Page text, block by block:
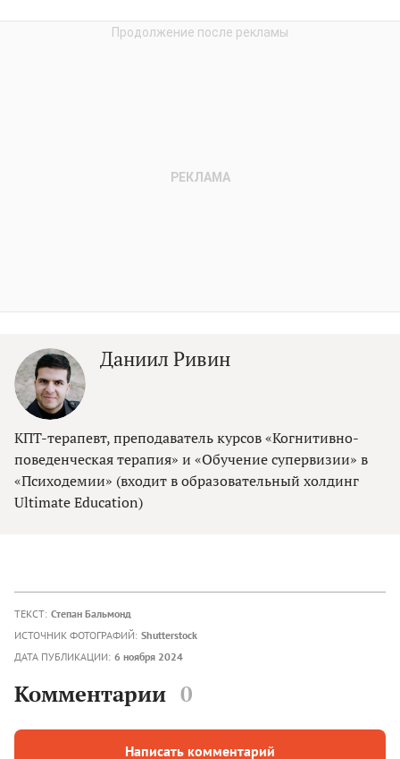
Даниил Ривин
КПТ-терапевт, преподаватель курсов «Когнитивно-
поведенческая терапия» и «Обучение супервизии» в
«Психодемии» (входит в образовательный холдинг
Ultimate Education)
ТЕКСТ: Степан Бальмонд
ИСТОЧНИК ФОТОГРАФИЙ: Shutterstock
ДАТА ПУБЛИКАЦИИ: 6 ноября 2024
Комментарии 0
Написать комментарий